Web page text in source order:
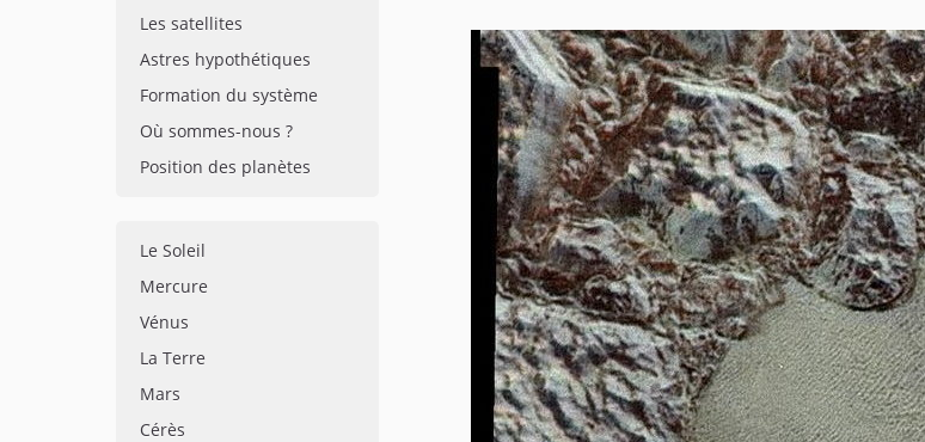
Les satellites
Astres hypothétiques
Formation du système
Où sommes-nous ?
Position des planètes
Le Soleil
Mercure
Vénus
La Terre
Mars
Cérès